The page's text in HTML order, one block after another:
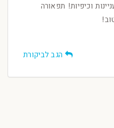
וכיפיות! תפאורה
הגב לביקורת